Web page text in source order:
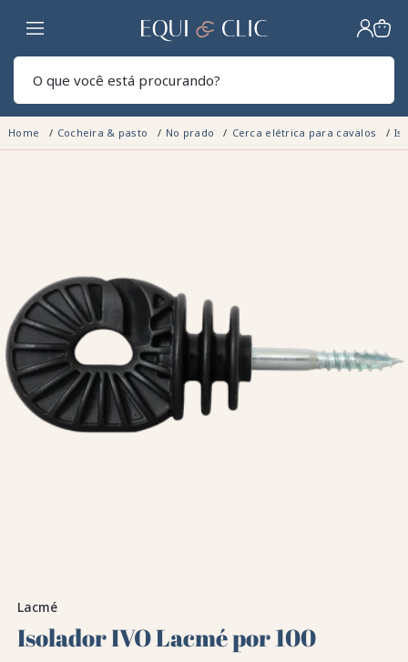
Lar
Home Cocheira & pasto No prado Cerca elétrica para cavalos
Lacmé
Isolador IVO Lacmé por 100